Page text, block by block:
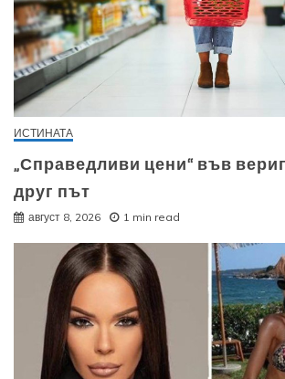
ИСТИНАТА
„Справедливи цени“ във
друг път
август 8, 2026 1 min read